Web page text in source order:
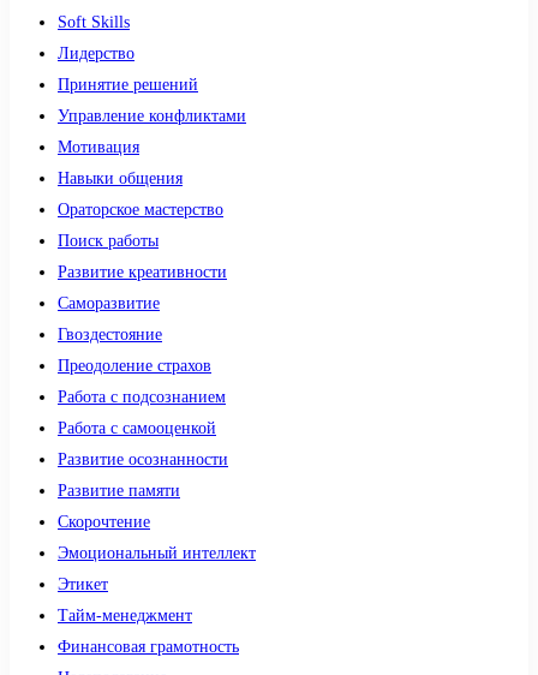
Soft Skills
Лидерство
Принятие решений
Управление конфликтами
Мотивация
Навыки общения
Ораторское мастерство
Поиск работы
Развитие креативности
Саморазвитие
Гвоздестояние
Преодоление страхов
Работа с подсознанием
Работа с самооценкой
Развитие осознанности
Развитие памяти
Скорочтение
Эмоциональный интеллект
Этикет
Тайм-менеджмент
Финансовая грамотность